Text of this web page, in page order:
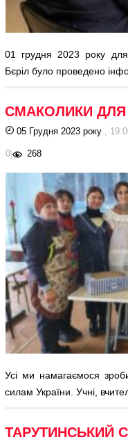
01 грудня 2023 року
Бєріл було проведено
СМАКОЛИКИ ДЛЯ
05 Грудня 2023 року ,
0 | 268
Усі ми намагаємося
силам України. Учні,
ТАРУТИНСЬКИЙ